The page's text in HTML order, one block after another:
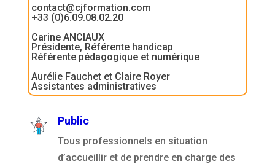
contact@cjformation.com
+33 (0)6.09.08.02.20
Carine ANCIAUX
Présidente, Référente handicap
Référente pédagogique et numérique
Aurélie Fauchet et Claire Royer
Assistantes administratives
Public
Tous professionnels en situation
d’accueillir et de prendre en charge des